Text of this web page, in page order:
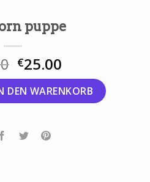
puppe
€25.00
DEN WARENKORB